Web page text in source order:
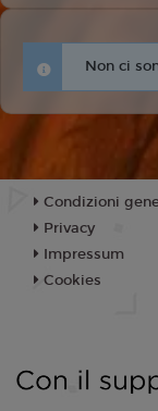
Non ci
Condizioni
Privacy
Impressum
Cookies